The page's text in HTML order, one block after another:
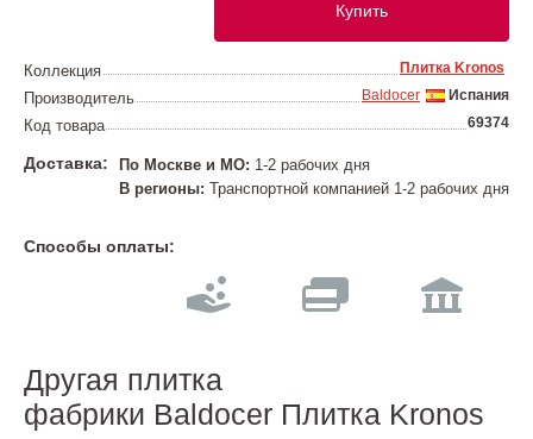
Купить
Коллекция Плитка Kronos
Производитель Испания
Baldocer
Код товара 69374
Доставка: По Москве и МО: 1-2 рабочих дня
В регионы: Транспортной компанией 1-2 рабочих дня
Способы оплаты:
Другая плитка
фабрики Baldocer Плитка Kronos